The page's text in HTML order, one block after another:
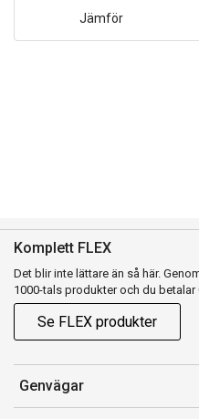
Jämför
Komplett FLEX
Det blir inte lättare än så här.
1000-tals produkter och du betalar
Se FLEX produkter
Genvägar